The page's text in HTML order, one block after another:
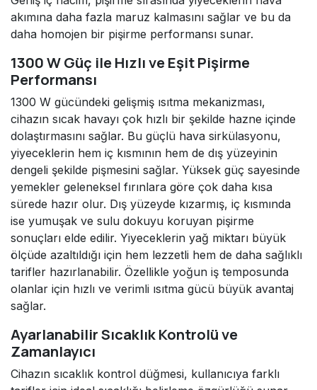
akımına daha fazla maruz kalmasını sağlar ve bu da
daha homojen bir pişirme performansı sunar.
1300 W Güç ile Hızlı ve Eşit Pişirme
Performansı
1300 W gücündeki gelişmiş ısıtma mekanizması,
cihazın sıcak havayı çok hızlı bir şekilde hazne içinde
dolaştırmasını sağlar. Bu güçlü hava sirkülasyonu,
yiyeceklerin hem iç kısmının hem de dış yüzeyinin
dengeli şekilde pişmesini sağlar. Yüksek güç sayesinde
yemekler geleneksel fırınlara göre çok daha kısa
sürede hazır olur. Dış yüzeyde kızarmış, iç kısmında
ise yumuşak ve sulu dokuyu koruyan pişirme
sonuçları elde edilir. Yiyeceklerin yağ miktarı büyük
ölçüde azaltıldığı için hem lezzetli hem de daha sağlıklı
tarifler hazırlanabilir. Özellikle yoğun iş temposunda
olanlar için hızlı ve verimli ısıtma gücü büyük avantaj
sağlar.
Ayarlanabilir Sıcaklık Kontrolü ve
Zamanlayıcı
Cihazın sıcaklık kontrol düğmesi, kullanıcıya farklı